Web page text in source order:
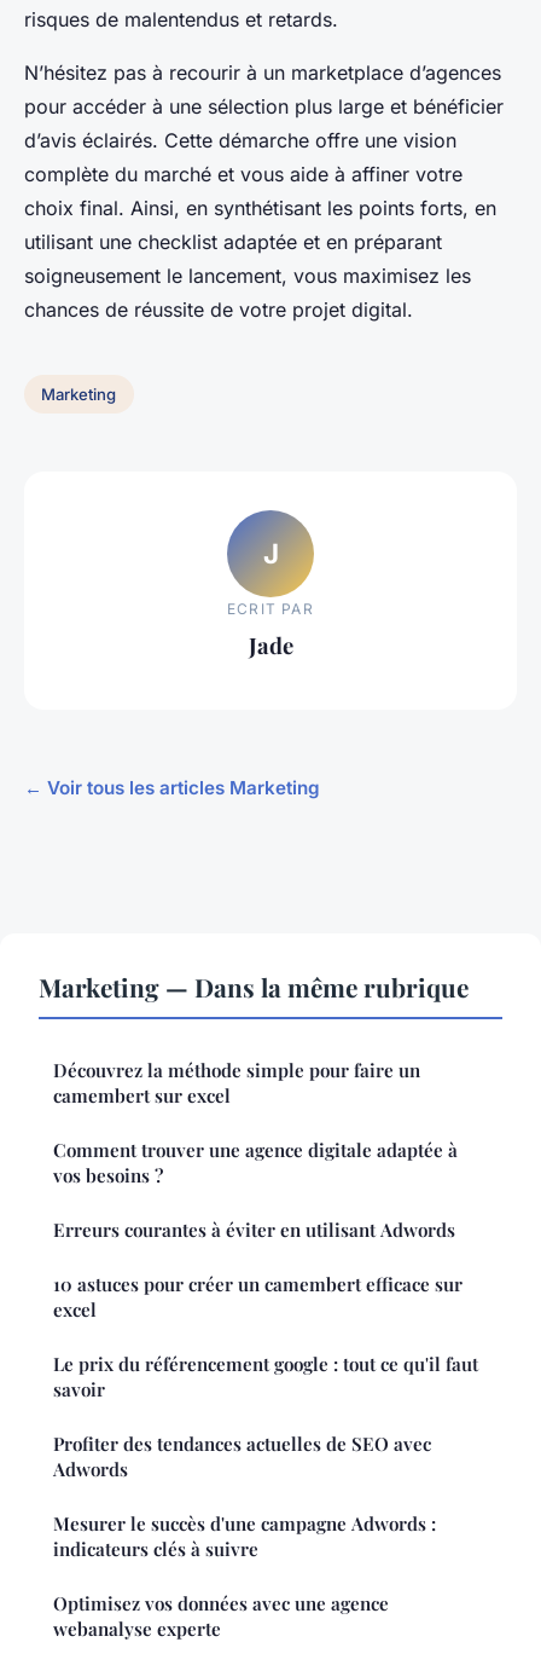
risques de malentendus et retards.
N’hésitez pas à recourir à un marketplace d’agences
pour accéder à une sélection plus large et bénéficier
d’avis éclairés. Cette démarche offre une vision
complète du marché et vous aide à affiner votre
choix final. Ainsi, en synthétisant les points forts, en
utilisant une checklist adaptée et en préparant
soigneusement le lancement, vous maximisez les
chances de réussite de votre projet digital.
Marketing
J
ECRIT PAR
Jade
← Voir tous les articles Marketing
Marketing — Dans la même rubrique
Découvrez la méthode simple pour faire un
camembert sur excel
Comment trouver une agence digitale adaptée à
vos besoins ?
Erreurs courantes à éviter en utilisant Adwords
10 astuces pour créer un camembert efficace sur
excel
Le prix du référencement google : tout ce qu'il faut
savoir
Profiter des tendances actuelles de SEO avec
Adwords
Mesurer le succès d'une campagne Adwords :
indicateurs clés à suivre
Optimisez vos données avec une agence
webanalyse experte